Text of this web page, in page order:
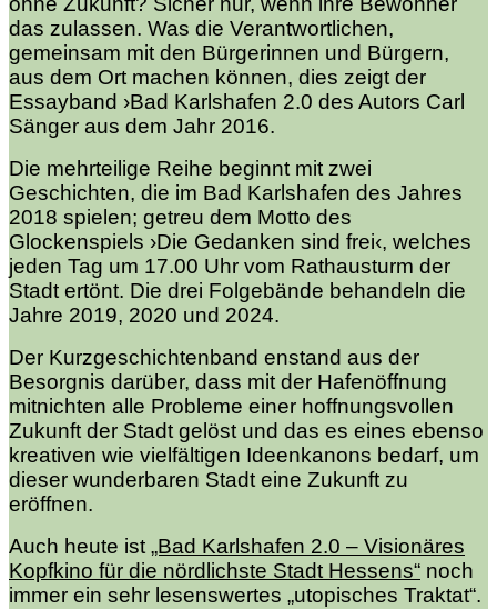
das zulassen. Was die Verantwortlichen,
gemeinsam mit den Bürgerinnen und Bürgern,
aus dem Ort machen können, dies zeigt der
Essayband ›Bad Karlshafen 2.0 des Autors Carl
Sänger aus dem Jahr 2016.
Die mehrteilige Reihe beginnt mit zwei
Geschichten, die im Bad Karlshafen des Jahres
2018 spielen; getreu dem Motto des
Glockenspiels ›Die Gedanken sind frei‹, welches
jeden Tag um 17.00 Uhr vom Rathausturm der
Stadt ertönt. Die drei Folgebände behandeln die
Jahre 2019, 2020 und 2024.
Der Kurzgeschichtenband enstand aus der
Besorgnis darüber, dass mit der Hafenöffnung
mitnichten alle Probleme einer hoffnungsvollen
Zukunft der Stadt gelöst und das es eines ebenso
kreativen wie vielfältigen Ideenkanons bedarf, um
dieser wunderbaren Stadt eine Zukunft zu
eröffnen.
Auch heute ist„Bad Karlshafen 2.0 – Visionäres
Kopfkino für die nördlichste Stadt Hessens“ noch
immer ein sehr lesenswertes „utopisches Traktat“.